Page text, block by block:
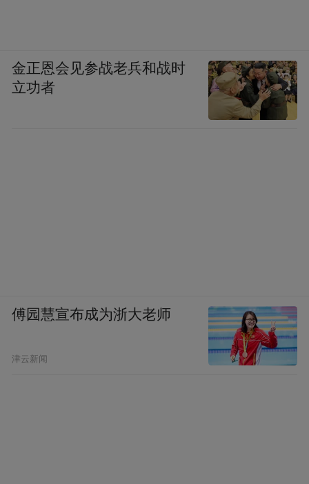
金正恩会见参战老兵和战时
立功者
傅园慧宣布成为浙大老师
津云新闻